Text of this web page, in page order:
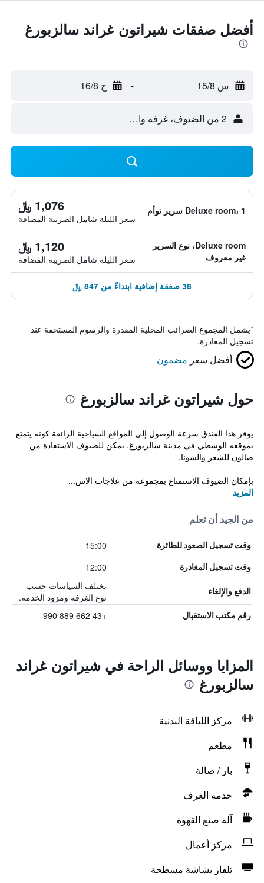
أفضل صفقات شيراتون غراند سالزبورغ
س 15/8 - ح 16/8
2 من الضيوف، غرفة واحدة
Deluxe room، 1 سرير توأم 1,076 ﷼
سعر الليلة شامل الصريبة المضافة
Deluxe room، نوع السرير
غير معروف
1,120 ﷼
سعر الليلة شامل الصريبة المضافة
38 صفقة إضافية ابتداءً من 847 ﷼
*يشمل المجموع الضرائب المحلية المقدرة والرسوم المستحقة عند
تسجيل المغادرة.
أفضل سعر مضمون
حول شيراتون غراند سالزبورغ
يوفر هذا الفندق سرعة الوصول إلى المواقع السياحية الرائعة كونه يتمتع
بموقعه الوسطي في مدينة سالزبورغ. يمكن للضيوف الاستفادة من
صالون للشعر والسونا.
بإمكان الضيوف الاستمتاع بمجموعة من علاجات الاس...
المزيد
من الجيد أن تعلم
وقت تسجيل الصعود للطائرة 15:00
وقت تسجيل المغادرة 12:00
الدفع والإلغاء
تختلف السياسات حسب
نوع الغرفة ومزود الخدمة.
رقم مكتب الاستقبال +43 662 889 990
المزايا ووسائل الراحة في شيراتون غراند
سالزبورغ
مركز اللياقة البدنية
مطعم
بار / صالة
خدمة الغرف
آلة صنع القهوة
مركز أعمال
تلفاز بشاشة مسطحة